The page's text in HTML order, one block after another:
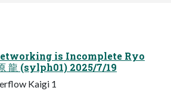
is Incomplete Ryo
龍 (sylph01) 2025/7/19
Kaigi 1